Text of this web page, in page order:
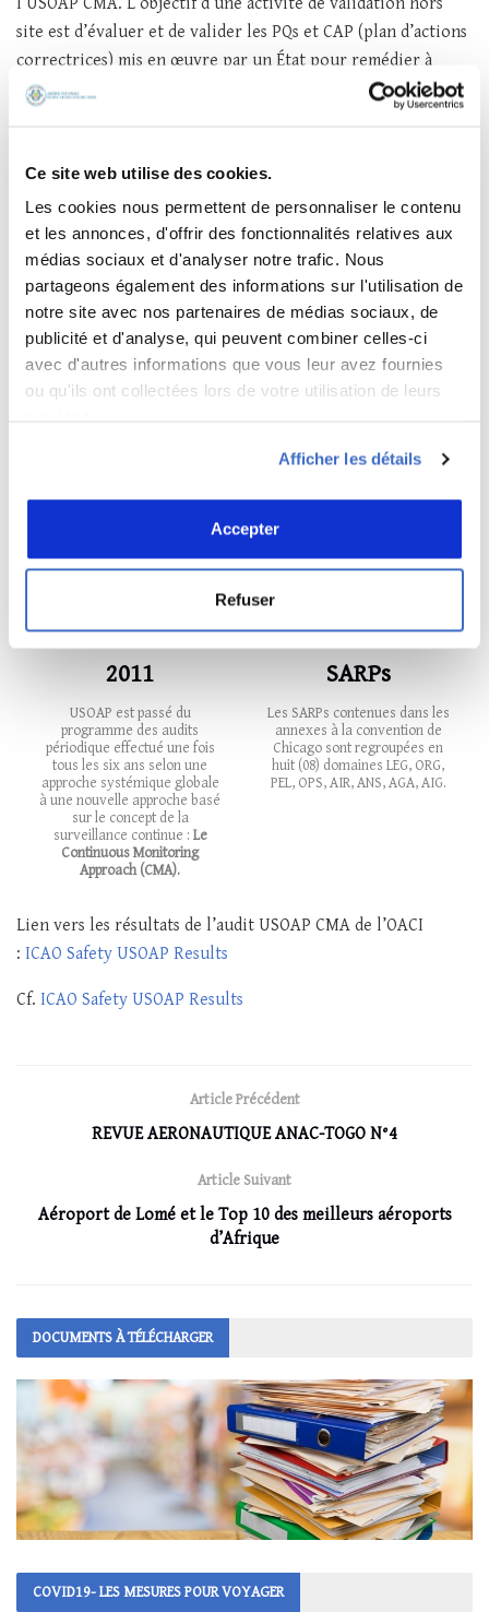
Ce site web utilise des cookies.
Les cookies nous permettent de personnaliser le contenu
et les annonces, d'offrir des fonctionnalités relatives aux
médias sociaux et d'analyser notre trafic. Nous
partageons également des informations sur l'utilisation de
notre site avec nos partenaires de médias sociaux, de
publicité et d'analyse, qui peuvent combiner celles-ci
avec d'autres informations que vous leur avez fournies
ou qu'ils ont collectées lors de votre utilisation de leurs
Afficher les détails
Accepter
Refuser
site est d’évaluer et de valider les PQs et CAP (plan d’actions
correctrices) mis en œuvre par un État pour remédier à
certaines constatations de PQ sans mener d’activité sur le
être évalués et validés au moyen d’une activité sur le
terrain.
Il faut rappeler que les audits de l’OACI sont basés sur la
mise en œuvre des huit (08) éléments cruciaux du système de
supervision de la sécurité de chaque Etat. Les éléments
cruciaux (ÉC) sont classés en deux groupes:
les ÉC 1 à 5 concernent « l’établissement
», c’est-à-dire
de supervision de la sécurité de l’État.
les ÉC 6 à 8 portent sur « la mise en œuvre »,c’est-à-
dire qu’ils indiquent que les dispositions visées doivent
être intégralement et efficacement mises en œuvre
2011
USOAP est passé du
programme des audits
périodique effectué une fois
tous les six ans selon une
approche systémique globale
à une nouvelle approche basé
sur le concept de la
surveillance continue : Le
Continuous Monitoring
Approach (CMA).
SARPs
Les SARPs contenues dans les
annexes à la convention de
Chicago sont regroupées en
huit (08) domaines LEG, ORG,
PEL, OPS, AIR, ANS, AGA, AIG.
Lien vers les résultats de l’audit USOAP CMA de l’OACI
: ICAO Safety USOAP Results
Cf. ICAO Safety USOAP Results
Article Précédent
REVUE AERONAUTIQUE ANAC-TOGO N°4
Article Suivant
Aéroport de Lomé et le Top 10 des meilleurs aéroports
d’Afrique
DOCUMENTS À TÉLÉCHARGER
COVID19- LES MESURES POUR VOYAGER